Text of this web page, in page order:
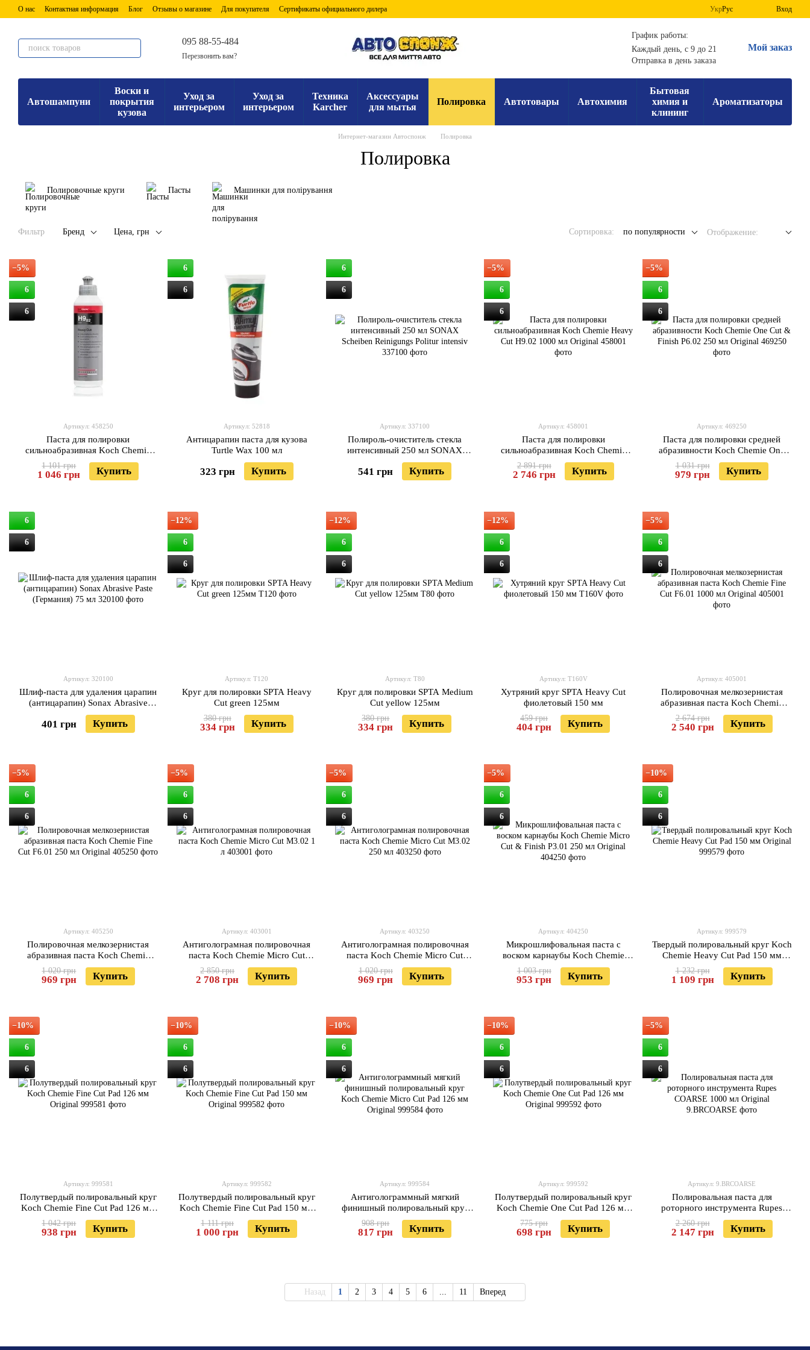
Перейти к основному контенту
О нас Контактная информация Блог Отзывы о магазине Для покупателя Сертификаты официального дилера УкрРус Вход
095 88-55-484
Перезвонить вам?
График работы:
Каждый день, с 9 до 21
Отправка в день заказа
Мой заказ
Автошампуни
Воски и
покрытия
кузова
Уход за
интерьером
Уход за
интерьером
Техника
Karcher
Аксессуары
для мытья
Полировка Автотовары Автохимия
Бытовая
химия и
клининг
Ароматизаторы
Интернет-магазин Автоспонж Полировка
Полировка
Полировочные круги Пасты Машинки для полірування
Фильтр Бренд Цена, грн Сортировка: по популярности Отображение:
−5%
6
6
Артикул: 458250
Паста для полировки
сильноабразивная Koch Chemie
Heavy Cut H9.02 250 мл Original
1 101 грн
1 046 грн Купить
6
6
Артикул: 52818
Антицарапин паста для кузова
Turtle Wax 100 мл
323 грн Купить
6
6
Артикул: 337100
Полироль-очиститель стекла
интенсивный 250 мл SONAX
Scheiben Reinigungs Politur intensiv
541 грн Купить
−5%
6
6
Артикул: 458001
Паста для полировки
сильноабразивная Koch Chemie
Heavy Cut H9.02 1000 мл Original
2 891 грн
2 746 грн Купить
−5%
6
6
Артикул: 469250
Паста для полировки средней
абразивности Koch Chemie One
Cut & Finish P6.02 250 мл Original
1 031 грн
979 грн Купить
6
6
Артикул: 320100
Шлиф-паста для удаления царапин
(антицарапин) Sonax Abrasive
Paste (Германия) 75 мл
401 грн Купить
−12%
6
6
Артикул: T120
Круг для полировки SPTA Heavy
Cut green 125мм
380 грн
334 грн Купить
−12%
6
6
Артикул: T80
Круг для полировки SPTA Medium
Cut yellow 125мм
380 грн
334 грн Купить
−12%
6
6
Артикул: T160V
Хутряний круг SPTA Heavy Cut
фиолетовый 150 мм
459 грн
404 грн Купить
−5%
6
6
Артикул: 405001
Полировочная мелкозернистая
абразивная паста Koch Chemie
Fine Cut F6.01 1000 мл Original
2 674 грн
2 540 грн Купить
−5%
6
6
Артикул: 405250
Полировочная мелкозернистая
абразивная паста Koch Chemie
Fine Cut F6.01 250 мл Original
1 020 грн
969 грн Купить
−5%
6
6
Артикул: 403001
Антиголограмная полировочная
паста Koch Chemie Micro Cut
M3.02 1 л
2 850 грн
2 708 грн Купить
−5%
6
6
Артикул: 403250
Антиголограмная полировочная
паста Koch Chemie Micro Cut
M3.02 250 мл
1 020 грн
969 грн Купить
−5%
6
6
Артикул: 404250
Микрошлифовальная паста с
воском карнаубы Koch Chemie
Micro Cut & Finish P3.01 250 мл
Original
1 003 грн
953 грн Купить
−10%
6
6
Артикул: 999579
Твердый полировальный круг Koch
Chemie Heavy Cut Pad 150 мм
Original
1 232 грн
1 109 грн Купить
−10%
6
6
Артикул: 999581
Полутвердый полировальный круг
Koch Chemie Fine Cut Pad 126 мм
Original
1 042 грн
938 грн Купить
−10%
6
6
Артикул: 999582
Полутвердый полировальный круг
Koch Chemie Fine Cut Pad 150 мм
Original
1 111 грн
1 000 грн Купить
−10%
6
6
Артикул: 999584
Антиголограммный мягкий
финишный полировальный круг
Koch Chemie Micro Cut Pad 126 мм
Original
908 грн
817 грн Купить
−10%
6
6
Артикул: 999592
Полутвердый полировальный круг
Koch Chemie One Cut Pad 126 мм
Original
775 грн
698 грн Купить
−5%
6
6
Артикул: 9.BRCOARSE
Полировальная паста для
роторного инструмента Rupes
COARSE 1000 мл Original
2 260 грн
2 147 грн Купить
Назад 1 2 3 4 5 6 ... 11 Вперед